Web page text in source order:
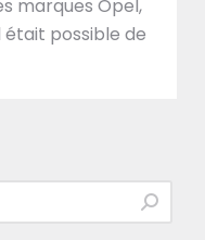
marques Opel,
était possible de